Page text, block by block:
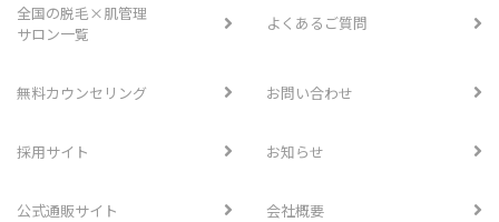
全国の脱毛×肌管理
サロン一覧
よくあるご質問
無料カウンセリング お問い合わせ
採用サイト お知らせ
公式通販サイト 会社概要